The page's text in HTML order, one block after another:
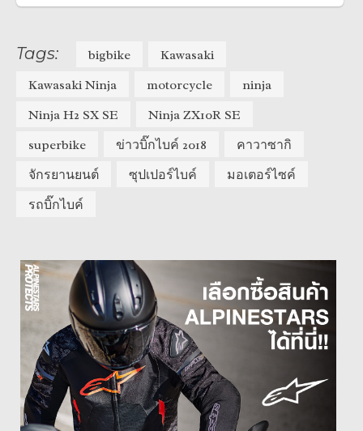
Tags: bigbike
Kawasaki
Kawasaki Ninja
motorcycle
ninja
Ninja H2 SX SE
Ninja ZX10R SE
superbike
ข่าวบิ๊กไบค์ 2018
คาวาซากิ
จักรยานยนต์
ซุปเปอร์ไบค์
มอเตอร์ไซค์
รถบิ๊กไบค์